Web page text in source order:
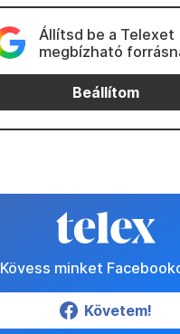
Állítsd be a Telexet
megbízható
Beállítom
Kövess minket
Követem!